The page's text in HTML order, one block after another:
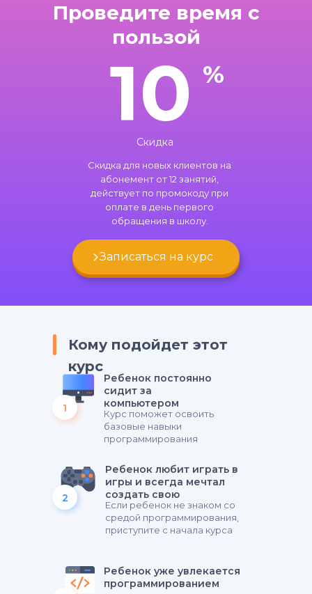
10 %
Проведите время с
пользой
Скидка для новых клиентов на
абонемент от 12 занятий,
действует по промокоду при
оплате в день первого
обращения в школу.
Записаться на курс
Скидка
Кому подойдет этот
курс
Ребенок постоянно
сидит за
компьютером
Курс поможет освоить
базовые навыки
программирования
Ребенок любит играть в
игры и всегда мечтал
создать свою
Если ребенок не знаком со
средой программирования,
приступите с начала курса
Ребенок уже увлекается
программированием
1
2